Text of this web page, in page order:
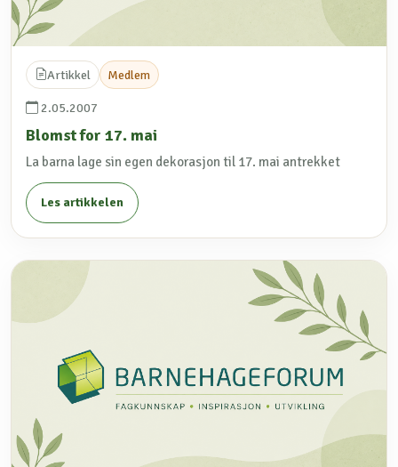
Artikkel Medlem
2.05.2007
Blomst for 17. mai
La barna lage sin egen dekorasjon til 17. mai antrekket
Les artikkelen